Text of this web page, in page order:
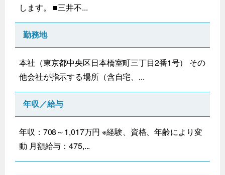
します。 ■三井不...
勤務地
本社（東京都中央区日本橋室町三丁目2番1号） その
他会社が指示する場所（含自宅、...
年収／給与
年収：708～1,017万円 ※経験、資格、年齢により変
動 月額給与：475,...